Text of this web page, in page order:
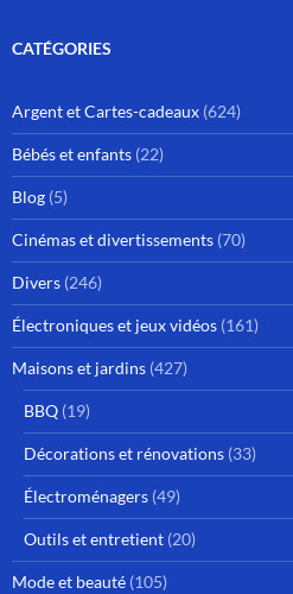
CATÉGORIES
Argent et Cartes-cadeaux (624)
Bébés et enfants (22)
Blog (5)
Cinémas et divertissements (70)
Divers (246)
Électroniques et jeux vidéos (161)
Maisons et jardins (427)
BBQ (19)
Décorations et rénovations (33)
Électroménagers (49)
Outils et entretient (20)
Mode et beauté (105)